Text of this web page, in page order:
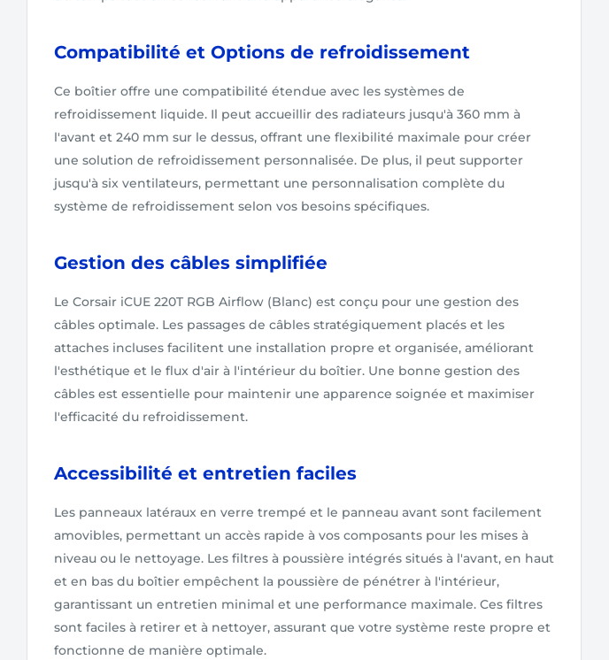
Compatibilité et Options de refroidissement
Ce boîtier offre une compatibilité étendue avec les systèmes de
refroidissement liquide. Il peut accueillir des radiateurs jusqu'à 360 mm à
l'avant et 240 mm sur le dessus, offrant une flexibilité maximale pour créer
une solution de refroidissement personnalisée. De plus, il peut supporter
jusqu'à six ventilateurs, permettant une personnalisation complète du
système de refroidissement selon vos besoins spécifiques.
Gestion des câbles simplifiée
Le Corsair iCUE 220T RGB Airflow (Blanc) est conçu pour une gestion des
câbles optimale. Les passages de câbles stratégiquement placés et les
attaches incluses facilitent une installation propre et organisée, améliorant
l'esthétique et le flux d'air à l'intérieur du boîtier. Une bonne gestion des
câbles est essentielle pour maintenir une apparence soignée et maximiser
l'efficacité du refroidissement.
Accessibilité et entretien faciles
Les panneaux latéraux en verre trempé et le panneau avant sont facilement
amovibles, permettant un accès rapide à vos composants pour les mises à
niveau ou le nettoyage. Les filtres à poussière intégrés situés à l'avant, en haut
et en bas du boîtier empêchent la poussière de pénétrer à l'intérieur,
garantissant un entretien minimal et une performance maximale. Ces filtres
sont faciles à retirer et à nettoyer, assurant que votre système reste propre et
fonctionne de manière optimale.